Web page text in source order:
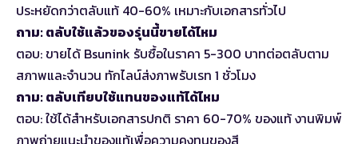
ประหยัดกว่าตลับแท้ 40-60% เหมาะกับเอกสารทั่วไป
ถาม: ตลับใช้แล้วของรุ่นนี้ขายได้ไหม
ตอบ: ขายได้ Bsunink รับซื้อในราคา 5-300 บาทต่อตลับตาม
สภาพและจำนวน ทักไลน์ส่งภาพรับเรท 1 ชั่วโมง
ถาม: ตลับเทียบใช้แทนของแท้ได้ไหม
ตอบ: ใช้ได้สำหรับเอกสารปกติ ราคา 60-70% ของแท้ งานพิมพ์